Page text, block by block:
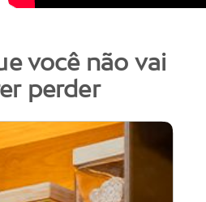
você não vai
perder